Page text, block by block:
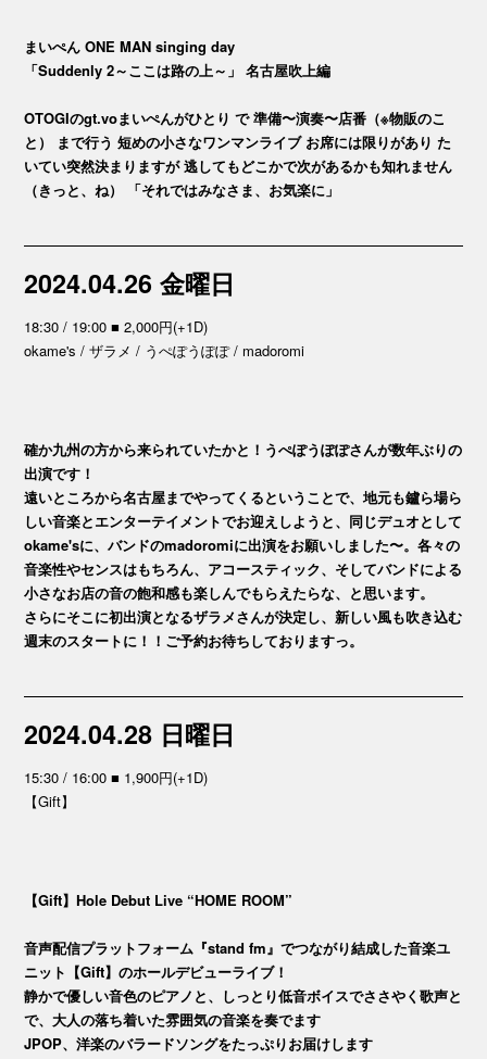
まいぺん ONE MAN singing day
「Suddenly 2～ここは路の上～」 名古屋吹上編
OTOGIのgt.voまいぺんがひとり で 準備〜演奏〜店番（※物販のこ
と） まで行う 短めの小さなワンマンライブ お席には限りがあり た
いてい突然決まりますが 逃してもどこかで次があるかも知れません
（きっと、ね） 「それではみなさま、お気楽に」
2024.04.26 金曜日
18:30 / 19:00 ■ 2,000円(+1D)
okame's / ザラメ / うぺぽうぽぽ / madoromi
確か九州の方から来られていたかと！うぺぽうぽぽさんが数年ぶりの
出演です！
遠いところから名古屋までやってくるということで、地元も鑪ら場ら
しい音楽とエンターテイメントでお迎えしようと、同じデュオとして
okame'sに、バンドのmadoromiに出演をお願いしました〜。各々の
音楽性やセンスはもちろん、アコースティック、そしてバンドによる
小さなお店の音の飽和感も楽しんでもらえたらな、と思います。
さらにそこに初出演となるザラメさんが決定し、新しい風も吹き込む
週末のスタートに！！ご予約お待ちしておりますっ。
2024.04.28 日曜日
15:30 / 16:00 ■ 1,900円(+1D)
【Gift】
【Gift】Hole Debut Live “HOME ROOM”
音声配信プラットフォーム『stand fm』でつながり結成した音楽ユ
ニット【Gift】のホールデビューライブ！
静かで優しい音色のピアノと、しっとり低音ボイスでささやく歌声と
で、大人の落ち着いた雰囲気の音楽を奏でます
JPOP、洋楽のバラードソングをたっぷりお届けします